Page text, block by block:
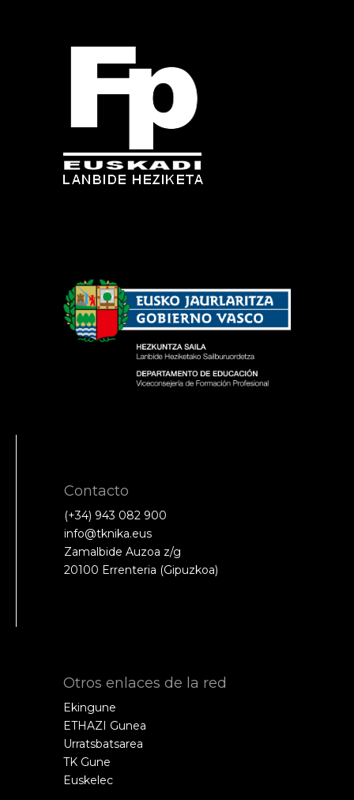
Contacto
(+34) 943 082 900
info@tknika.eus
Zamalbide Auzoa z/g
20100 Errenteria (Gipuzkoa)
Otros enlaces de la red
Ekingune
ETHAZI Gunea
Urratsbatsarea
TK Gune
Euskelec